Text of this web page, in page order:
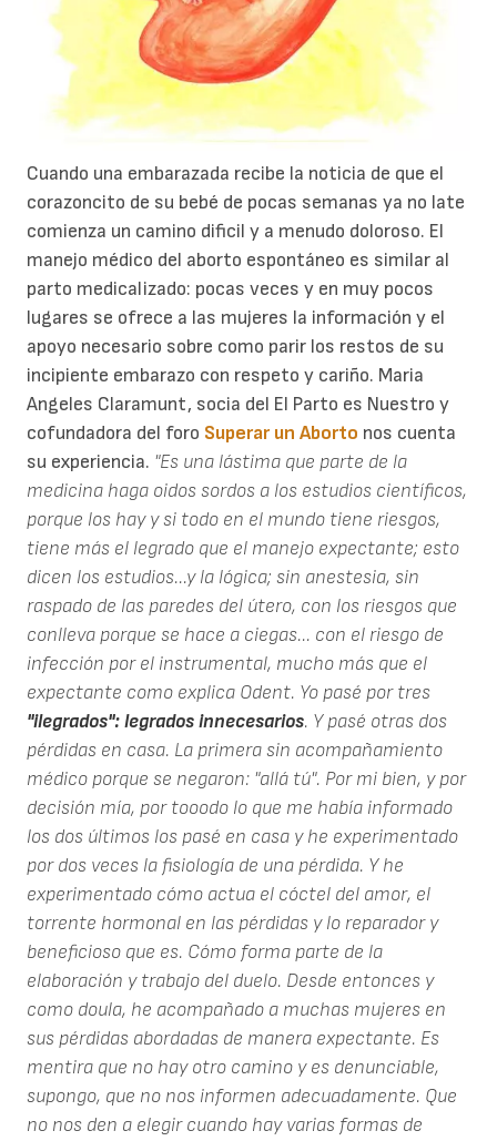
Cuando una embarazada recibe la noticia de que el
corazoncito de su bebé de pocas semanas ya no late
comienza un camino dificil y a menudo doloroso. El
manejo médico del aborto espontáneo es similar al
parto medicalizado: pocas veces y en muy pocos
lugares se ofrece a las mujeres la información y el
apoyo necesario sobre como parir los restos de su
incipiente embarazo con respeto y cariño. Maria
Angeles Claramunt, socia del El Parto es Nuestro y
cofundadora del foro Superar un Aborto nos cuenta
su experiencia. "Es una lástima que parte de la
medicina haga oidos sordos a los estudios científicos,
porque los hay y si todo en el mundo tiene riesgos,
tiene más el legrado que el manejo expectante; esto
dicen los estudios...y la lógica; sin anestesia, sin
raspado de las paredes del útero, con los riesgos que
conlleva porque se hace a ciegas... con el riesgo de
infección por el instrumental, mucho más que el
expectante como explica Odent. Yo pasé por tres
"ilegrados": legrados innecesarios. Y pasé otras dos
pérdidas en casa. La primera sin acompañamiento
médico porque se negaron: "allá tú". Por mi bien, y por
decisión mía, por tooodo lo que me había informado
los dos últimos los pasé en casa y he experimentado
por dos veces la fisiología de una pérdida. Y he
experimentado cómo actua el cóctel del amor, el
torrente hormonal en las pérdidas y lo reparador y
beneficioso que es. Cómo forma parte de la
elaboración y trabajo del duelo. Desde entonces y
como doula, he acompañado a muchas mujeres en
sus pérdidas abordadas de manera expectante. Es
mentira que no hay otro camino y es denunciable,
supongo, que no nos informen adecuadamente. Que
no nos den a elegir cuando hay varias formas de